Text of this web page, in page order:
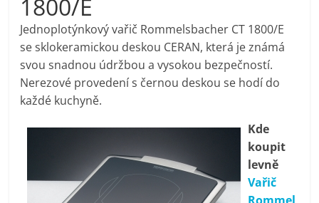
pračky,
televize,
notebooky,
mobilní
telefony,
1800/E
Jednoplotýnkový vařič Rommelsbacher CT 1800/E
se sklokeramickou deskou CERAN, která je známá
svou snadnou údržbou a vysokou bezpečností.
Nerezové provedení s černou deskou se hodí do
každé kuchyně.
Kde
koupit
levně
Vařič